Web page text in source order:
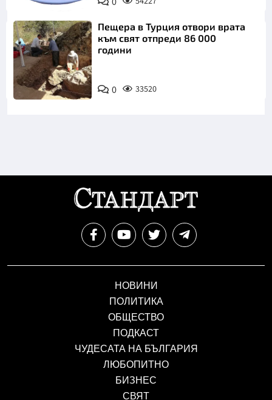
Пиксабей
Пещера в Турция отвори врата
към свят отпреди 86 000
години
0 33520
НОВИНИ
ПОЛИТИКА
ОБЩЕСТВО
ПОДКАСТ
ЧУДЕСАТА НА БЪЛГАРИЯ
ЛЮБОПИТНО
БИЗНЕС
СВЯТ